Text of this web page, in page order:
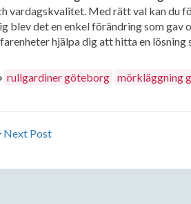
vardagskvalitet. Med rätt val kan du
blev det en enkel förändring som
hjälpa dig att hitta en lösning
rullgardiner göteborg mörkläggning
Next Post